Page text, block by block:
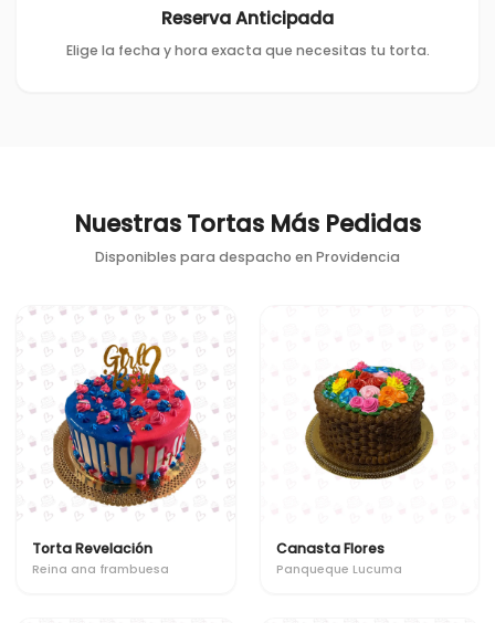
Reserva Anticipada
Elige la fecha y hora exacta que necesitas tu torta.
Nuestras Tortas Más Pedidas
Disponibles para despacho en Providencia
Torta Revelación
Reina ana frambuesa
Canasta Flores
Panqueque Lucuma